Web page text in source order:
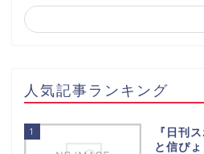
人気記事ランキング
1
『日刊
と信ぴ